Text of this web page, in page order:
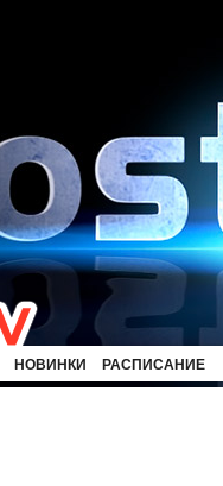
НОВИНКИ РАСПИСАНИЕ